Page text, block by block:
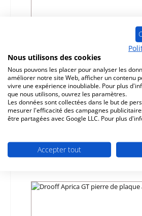
Drooff Aprica GT
Référence du produit:
Fabricant:Drooff
Prix régulier :
150,32 €
Nous utilisons des cookies
Nous pouvons les placer pour analyser les
améliorer notre site Web, afficher un contenu
vivre une expérience inoubliable. Pour plus
que nous utilisons, ouvrez les paramètres.
Les données sont collectées dans le but de
mesurer l'efficacité des campagnes
être partagées avec Google LLC. Pour plus
Accepter tout